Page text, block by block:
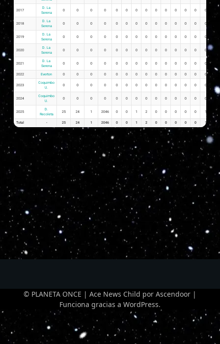
2017
D. La
Serena
0 0 0 0 0 0 0 0 0 0 0 0 0 0
2018
D. La
Serena
0 0 0 0 0 0 0 0 0 0 0 0 0 0
2019
D. La
Serena
0 0 0 0 0 0 0 0 0 0 0 0 0 0
2020
D. La
Serena
0 0 0 0 0 0 0 0 0 0 0 0 0 0
2021
D. La
Serena
0 0 0 0 0 0 0 0 0 0 0 0 0 0
2022 Everton 0 0 0 0 0 0 0 0 0 0 0 0 0 0
2023
Coquimbo
U.
0 0 0 0 0 0 0 0 0 0 0 0 0 0 0
2024
Coquimbo
U.
0 0 0 0 0 0 0 0 0 0 0 0 0 0
2025
D.
Recoleta
25 24 1 2046 0 0 1 2 0 0 0 0 0 1
Total - 25 24 1 2046 0 0 1 2 0 0 0 0 0 1 0
© PLANETA ONCE | Ace News Child por Ascendoor |
Funciona gracias a WordPress.